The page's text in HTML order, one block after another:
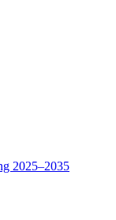
2025–2035